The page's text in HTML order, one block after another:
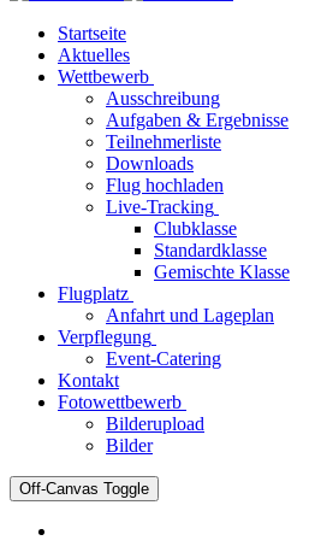
Startseite
Aktuelles
Wettbewerb
Ausschreibung
Aufgaben & Ergebnisse
Teilnehmerliste
Downloads
Flug hochladen
Live-Tracking
Clubklasse
Standardklasse
Gemischte Klasse
Flugplatz
Anfahrt und Lageplan
Verpflegung
Event-Catering
Kontakt
Fotowettbewerb
Bilderupload
Bilder
Off-Canvas Toggle